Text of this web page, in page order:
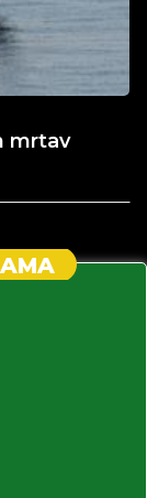
mrtav